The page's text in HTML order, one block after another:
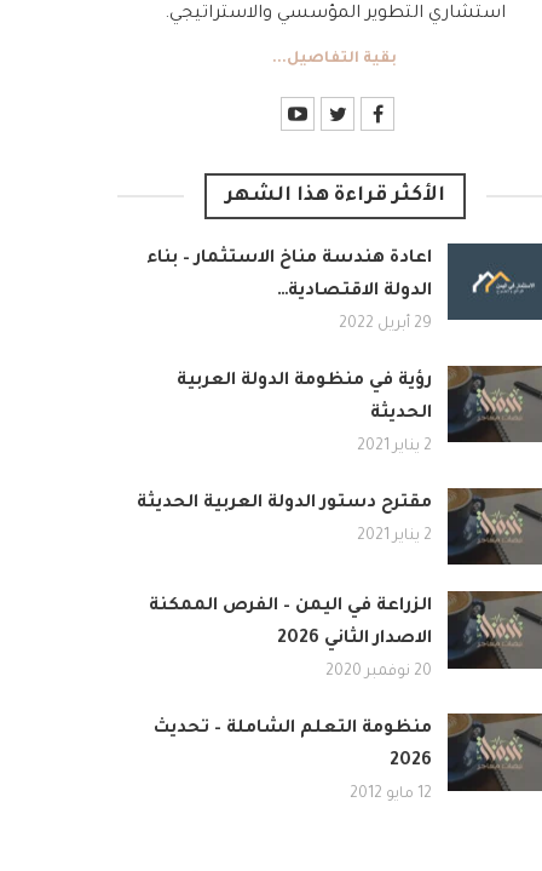
استشاري التطوير المؤسسي والاستراتيجي.
بقية التفاصيل...
الأكثر قراءة هذا الشهر
اعادة هندسة مناخ الاستثمار – بناء
الدولة الاقتصادية…
29 أبريل 2022
رؤية في منظومة الدولة العربية
الحديثة
2 يناير 2021
مقترح دستور الدولة العربية الحديثة
2 يناير 2021
الزراعة في اليمن – الفرص الممكنة
الاصدار الثاني 2026
20 نوفمبر 2020
منظومة التعلم الشاملة – تحديث
2026
12 مايو 2012